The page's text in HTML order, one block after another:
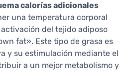
calorías adicionales
una temperatura corporal
del tejido adiposo
fat». Este tipo de grasa es
y su estimulación mediante el
a un mejor metabolismo y